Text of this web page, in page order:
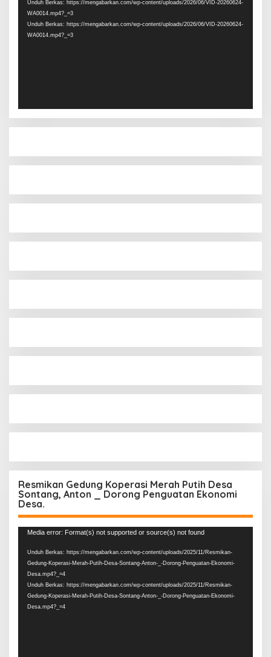
Unduh Berkas: https://mengabarkan.com/wp-content/uploads/2026/06/VID-20260624-
WA0014.mp4?_=3
Unduh Berkas: https://mengabarkan.com/wp-content/uploads/2026/06/VID-20260624-
WA0014.mp4?_=3
Resmikan Gedung Koperasi Merah Putih Desa
Sontang, Anton _ Dorong Penguatan Ekonomi
Desa.
Pemutar
Media error: Format(s) not supported or source(s) not found
Unduh Berkas: https://mengabarkan.com/wp-content/uploads/2025/11/Resmikan-
Gedung-Koperasi-Merah-Putih-Desa-Sontang-Anton-_-Dorong-Penguatan-Ekonomi-
Desa.mp4?_=4
Unduh Berkas: https://mengabarkan.com/wp-content/uploads/2025/11/Resmikan-
Gedung-Koperasi-Merah-Putih-Desa-Sontang-Anton-_-Dorong-Penguatan-Ekonomi-
Desa.mp4?_=4